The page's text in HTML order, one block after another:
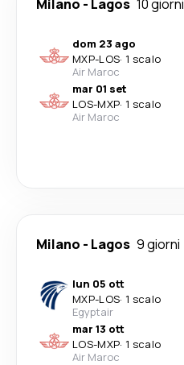
Milano - Lagos 10 giorni
dom 23 ago
MXP-LOS· 1 scalo
Air Maroc
mar 01 set
LOS-MXP· 1 scalo
Air Maroc
Milano - Lagos 9 giorni
lun 05 ott
MXP-LOS· 1 scalo
Egyptair
mar 13 ott
LOS-MXP· 1 scalo
Air Maroc